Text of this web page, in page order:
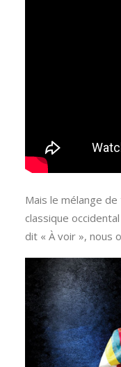
Mais le mélange
classique
dit « À voir », nous